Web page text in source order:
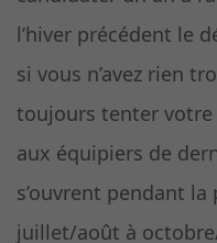
l’hiver précédent le
si vous n’avez rien
toujours tenter votre
aux équipiers de
s’ouvrent pendant
juillet/août à